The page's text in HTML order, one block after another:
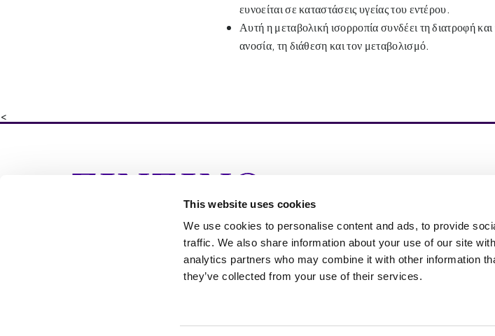
This website uses cookies
We use cookies to personalise content and ads, to provide
traffic. We also share information about your use of our site
analytics partners who may combine it with other information
they’ve collected from your use of their services.
ευνοείται σε καταστάσεις υγείας του εντέρου.
Αυτή η μεταβολική ισορροπία συνδέει τη διατροφή
ανοσία, τη διάθεση και τον μεταβολισμό.
<
αποδεδειγμένα διατροφικά συμπληρώματα, προϊόντα
τρόπου ζωής.